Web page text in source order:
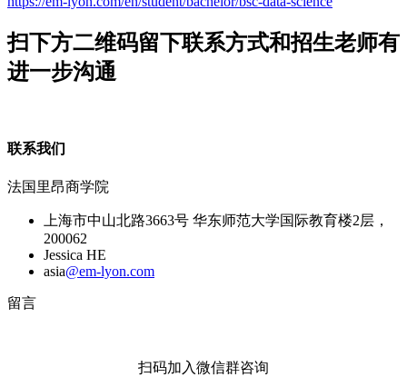
扫下方二维码留下联系方式和招生老师有
进一步沟通
联系我们
法国里昂商学院
上海市中山北路3663号 华东师范大学国际教育楼2层，
200062
Jessica HE
asia@em-lyon.com
留言
扫码加入微信群咨询